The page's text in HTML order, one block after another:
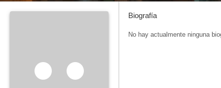
Biografía
No hay actualmente ninguna